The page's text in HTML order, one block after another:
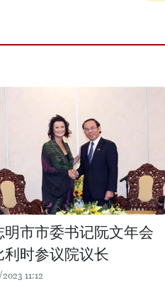
明市市委书记阮文年会
利时参议院议长
11:12